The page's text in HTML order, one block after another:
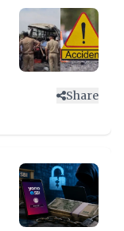
Share